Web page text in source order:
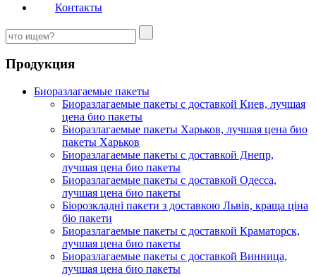
Контакты
Продукция
Биоразлагаемые пакеты
Биоразлагаемые пакеты с доставкой Киев, лучшая
цена био пакеты
Биоразлагаемые пакеты Харьков, лучшая цена био
пакеты Харьков
Биоразлагаемые пакеты с доставкой Днепр,
лучшая цена био пакеты
Биоразлагаемые пакеты с доставкой Одесса,
лучшая цена био пакеты
Біорозкладні пакети з доставкою Львів, краща ціна
біо пакети
Биоразлагаемые пакеты с доставкой Краматорск,
лучшая цена био пакеты
Биоразлагаемые пакеты с доставкой Винница,
лучшая цена био пакеты